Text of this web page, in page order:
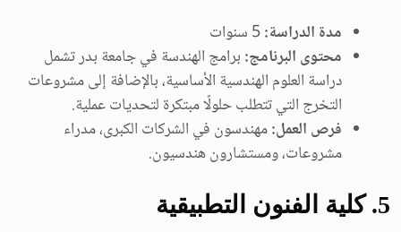
مدة الدراسة:
محتوى البرنامج: برامج الهندسة في جامعة بدر تشمل
دراسة العلوم الهندسية الأساسية، بالإضافة إلى مشروعات
التخرج التي تتطلب حلولًا مبتكرة لتحديات عملية.
فرص العمل:مهندسون في الشركات الكبرى، مدراء
مشروعات، ومستشارون هندسيون.
5. كلية الفنون التطبيقية